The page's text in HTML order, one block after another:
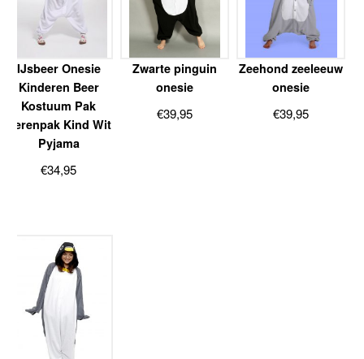
IJsbeer Onesie
Kinderen Beer
Kostuum Pak
Berenpak Kind Wit
Pyjama
€34,95
Zwarte pinguin
onesie
€39,95
Zeehond zeeleeuw
onesie
€39,95